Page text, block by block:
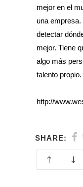
mejor en el
una
detectar
mejor. Tiene
algo más
talento propio.
http://
SHARE: